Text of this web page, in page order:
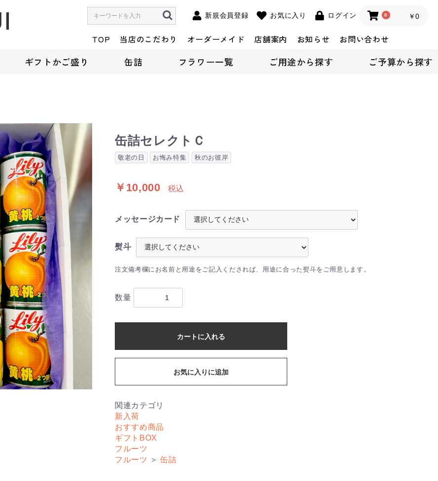
新規会員登録 お気に入り ログイン 0 ￥0
TOP 当店のこだわり オーダーメイド 店舗案内 お知らせ お問い合わせ
ギフトかご盛り 缶詰 フラワー一覧 ご用途から探す ご予算から探す
缶詰セレクトＣ
敬老の日 お悔み特集 秋のお彼岸
￥10,000 税込
メッセージカード
熨斗
注文備考欄にお名前と用途をご記入くだされば、用途に合った熨斗をご用意します。
数量
カートに入れる
お気に入りに追加
関連カテゴリ
新入荷
おすすめ商品
ギフトBOX
フルーツ
フルーツ ＞ 缶詰